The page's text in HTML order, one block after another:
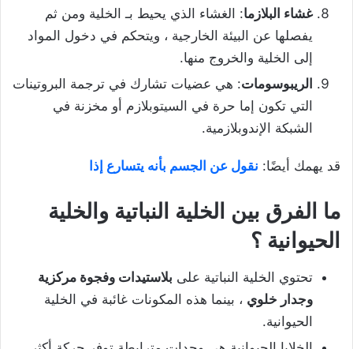
غشاء البلازما: الغشاء الذي يحيط بـ الخلية ومن ثم
يفصلها عن البيئة الخارجية ، ويتحكم في دخول المواد
إلى الخلية والخروج منها.
الريبوسومات: هي عضيات تشارك في ترجمة البروتينات
التي تكون إما حرة في السيتوبلازم أو مخزنة في
الشبكة الإندوبلازمية.
قد يهمك أيضًا: نقول عن الجسم بأنه يتسارع إذا
ما الفرق بين الخلية النباتية والخلية
الحيوانية ؟
تحتوي الخلية النباتية على بلاستيدات وفجوة مركزية
وجدار خلوي ، بينما هذه المكونات غائبة في الخلية
الحيوانية.